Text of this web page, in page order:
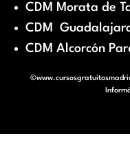
CDM Morata de
CDM
CDM Alcorcón